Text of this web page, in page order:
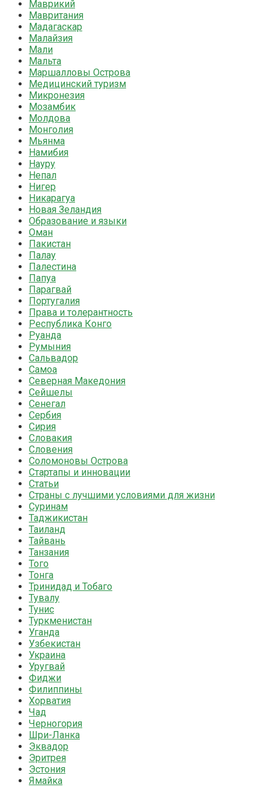
Маврикий
Мавритания
Мадагаскар
Малайзия
Мали
Мальта
Маршалловы Острова
Медицинский туризм
Микронезия
Мозамбик
Молдова
Монголия
Мьянма
Намибия
Науру
Непал
Нигер
Никарагуа
Новая Зеландия
Образование и языки
Оман
Пакистан
Палау
Палестина
Папуа
Парагвай
Португалия
Права и толерантность
Республика Конго
Руанда
Румыния
Сальвадор
Самоа
Северная Македония
Сейшелы
Сенегал
Сербия
Сирия
Словакия
Словения
Соломоновы Острова
Стартапы и инновации
Статьи
Страны с лучшими условиями для жизни
Суринам
Таджикистан
Таиланд
Тайвань
Танзания
Того
Тонга
Тринидад и Тобаго
Тувалу
Тунис
Туркменистан
Уганда
Узбекистан
Украина
Уругвай
Фиджи
Филиппины
Хорватия
Чад
Черногория
Шри-Ланка
Эквадор
Эритрея
Эстония
Ямайка